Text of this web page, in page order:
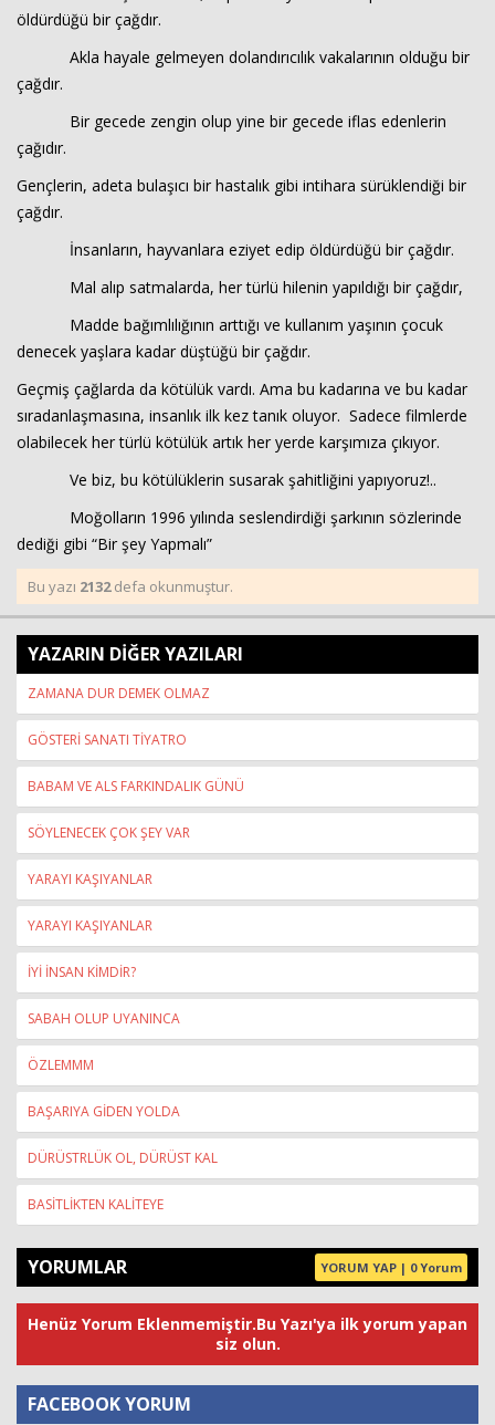
öldürdüğü bir çağdır.
Akla hayale gelmeyen dolandırıcılık vakalarının olduğu bir
çağdır.
Bir gecede zengin olup yine bir gecede iflas edenlerin
çağıdır.
Gençlerin, adeta bulaşıcı bir hastalık gibi intihara sürüklendiği bir
çağdır.
İnsanların, hayvanlara eziyet edip öldürdüğü bir çağdır.
Mal alıp satmalarda, her türlü hilenin yapıldığı bir çağdır,
Madde bağımlılığının arttığı ve kullanım yaşının çocuk
denecek yaşlara kadar düştüğü bir çağdır.
Geçmiş çağlarda da kötülük vardı. Ama bu kadarına ve bu kadar
sıradanlaşmasına, insanlık ilk kez tanık oluyor. Sadece filmlerde
olabilecek her türlü kötülük artık her yerde karşımıza çıkıyor.
Ve biz, bu kötülüklerin susarak şahitliğini yapıyoruz!..
Moğolların 1996 yılında seslendirdiği şarkının sözlerinde
dediği gibi “Bir şey Yapmalı”
Bu yazı 2132defa okunmuştur.
YAZARIN DİĞER YAZILARI
ZAMANA DUR DEMEK OLMAZ
GÖSTERİ SANATI TİYATRO
BABAM VE ALS FARKINDALIK GÜNÜ
SÖYLENECEK ÇOK ŞEY VAR
YARAYI KAŞIYANLAR
YARAYI KAŞIYANLAR
İYİ İNSAN KİMDİR?
SABAH OLUP UYANINCA
ÖZLEMMM
BAŞARIYA GİDEN YOLDA
DÜRÜSTRLÜK OL, DÜRÜST KAL
BASİTLİKTEN KALİTEYE
YORUMLAR YORUM YAP | 0 Yorum
Henüz Yorum Eklenmemiştir.Bu Yazı'ya ilk yorum yapan
siz olun.
FACEBOOK YORUM
Haberin Doğru Adresi.